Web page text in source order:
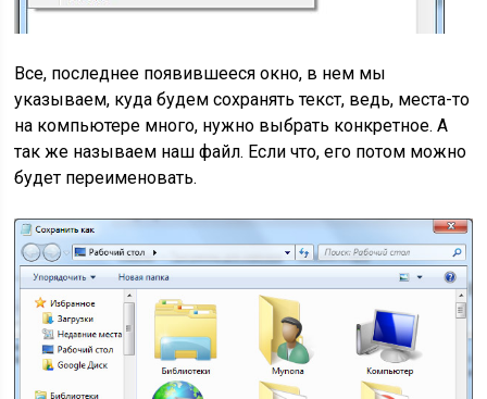
Все, последнее появившееся окно, в нем мы
указываем, куда будем сохранять текст, ведь, места-то
на компьютере много, нужно выбрать конкретное. А
так же называем наш файл. Если что, его потом можно
будет переименовать.